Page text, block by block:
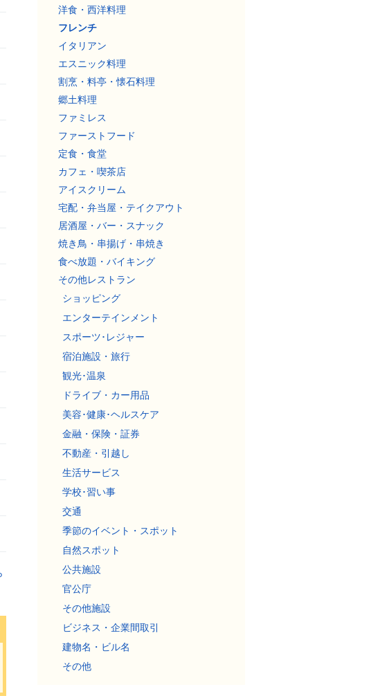
洋食・西洋料理
フレンチ
イタリアン
エスニック料理
割烹・料亭・懐石料理
郷土料理
ファミレス
ファーストフード
定食・食堂
カフェ・喫茶店
アイスクリーム
宅配・弁当屋・テイクアウト
居酒屋・バー・スナック
焼き鳥・串揚げ・串焼き
食べ放題・バイキング
その他レストラン
ショッピング
エンターテインメント
スポーツ･レジャー
宿泊施設・旅行
観光･温泉
ドライブ・カー用品
美容･健康･ヘルスケア
金融・保険・証券
不動産・引越し
生活サービス
学校･習い事
交通
季節のイベント・スポット
自然スポット
公共施設
官公庁
その他施設
ビジネス・企業間取引
建物名・ビル名
その他